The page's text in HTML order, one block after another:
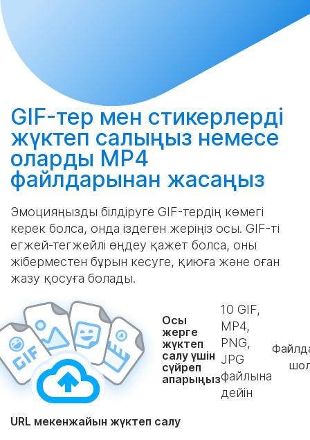
GIF-тер мен стикерлерді
жүктеп салыңыз немесе
оларды MP4
файлдарынан жасаңыз
Эмоцияңызды білдіруге GIF-тердің көмегі
керек болса, онда іздеген жеріңіз осы. GIF-ті
егжей-тегжейлі өңдеу қажет болса, оны
жіберместен бұрын кесуге, қиюға және оған
жазу қосуға болады.
Осы
жерге
жүктеп
салу үшін
сүйреп
апарыңыз
10 GIF,
MP4,
PNG,
JPG
файлына
дейін
URL мекенжайын жүктеп салу